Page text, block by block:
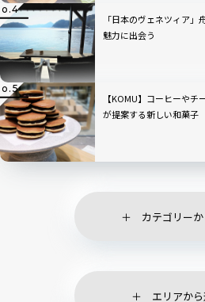
「日本のヴェネツィア
魅力に出会う
【KOMU】コーヒーや
が提案する新しい和菓子
カテゴリー
エリアか